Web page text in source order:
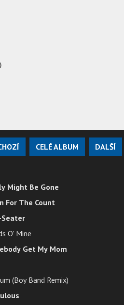
CELÉ ALBUM DALŠÍ
Might Be Gone
For The Count
Seater
O' Mine
Get My Mom
(Boy Band Remix)